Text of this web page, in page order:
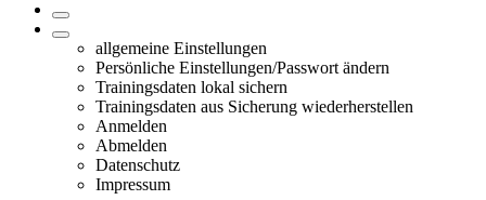
allgemeine Einstellungen
Persönliche Einstellungen/Passwort ändern
Trainingsdaten lokal sichern
Trainingsdaten aus Sicherung wiederherstellen
Anmelden
Abmelden
Datenschutz
Impressum